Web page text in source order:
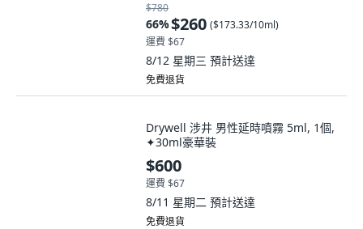
$780
66%$260 ($173.33/10ml)
運費 $67
8/12 星期三 預計送達
免費退貨
Drywell 涉井 男性延時噴霧 5ml, 1個,
✦30ml豪華裝
$600
運費 $67
8/11 星期二 預計送達
免費退貨